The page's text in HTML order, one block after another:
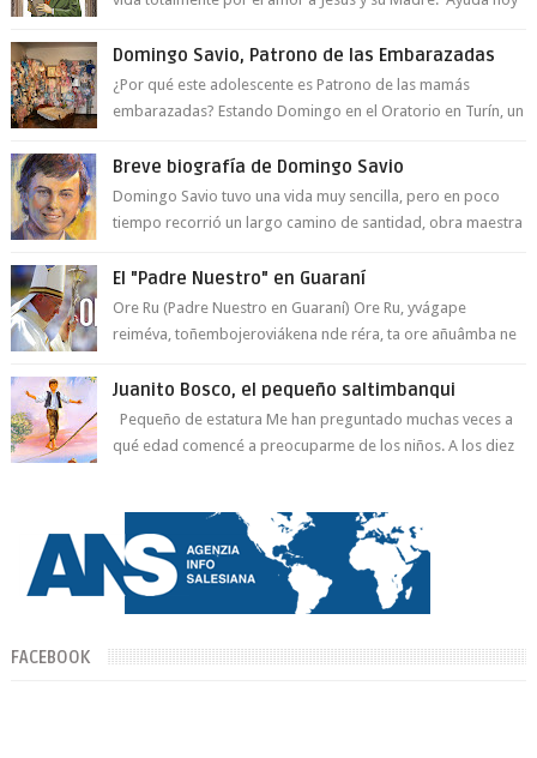
Domingo Savio, Patrono de las Embarazadas
¿Por qué este adolescente es Patrono de las mamás
embarazadas? Estando Domingo en el Oratorio en Turín, un
Breve biografía de Domingo Savio
Domingo Savio tuvo una vida muy sencilla, pero en poco
tiempo recorrió un largo camino de santidad, obra maestra
El "Padre Nuestro" en Guaraní
Ore Ru (Padre Nuestro en Guaraní) Ore Ru, yvágape
reiméva, toñembojeroviákena nde réra, ta ore añuâmba ne
Juanito Bosco, el pequeño saltimbanqui
Pequeño de estatura Me han preguntado muchas veces a
qué edad comencé a preocuparme de los niños. A los diez
FACEBOOK